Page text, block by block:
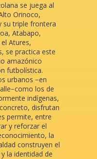
se juega al
Orinoco,
su triple frontera
Atabapo,
Atures,
se practica este
amazónico
futbolística.
urbanos −en
los de
indígenas,
disfrutan
permite, entre
y reforzar el
la
construyen el
la identidad de